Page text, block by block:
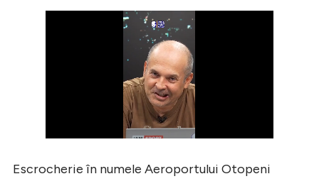
Escrocherie în numele Aeroportului Otopeni